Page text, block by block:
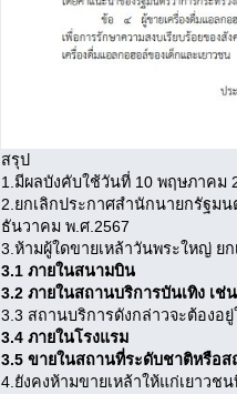
สรุป
1.มีผลบังคับใช้วันที่ 10 พฤษภาคม
2.ยกเลิกประกาศสำนักนายกรัฐม
ธันวาคม พ.ศ.2567
3.ห้ามผู้ใดขายเหล้าวันพระใหญ่ ยก
3.1 ภายในสนามบิน
3.2 ภายในสถานบริการบันเทิง เช่
3.3 สถานบริการดังกล่าวจะต้องอ
3.4 ภายในโรงแรม
3.5 ขายในสถานที่ระดับชาติหรือ
4.ยังคงห้ามขายเหล้าให้แก่เยาวช